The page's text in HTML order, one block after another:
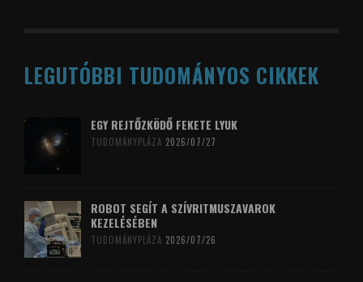
LEGUTÓBBI TUDOMÁNYOS CIKKEK
EGY REJTŐZKÖDŐ FEKETE LYUK
TUDOMÁNYPLÁZA 2026/07/27
ROBOT SEGÍT A SZÍVRITMUSZAVAROK
KEZELÉSÉBEN
TUDOMÁNYPLÁZA 2026/07/26